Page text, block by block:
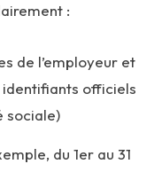
:
de l’employeur et
officiels
sociale)
du 1er au 31